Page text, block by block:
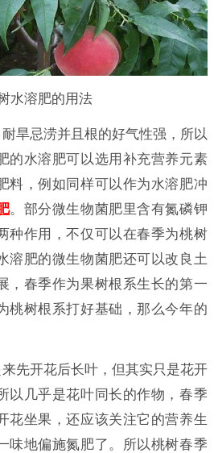
水溶肥的用法
忌涝并且根的好气性强，所以
的水溶肥可以选用补充营养元素
料，例如同样可以作为水溶肥冲
。部分微生物菌肥里含有氮磷钾
种作用，不仅可以在春季为桃树
溶肥的微生物菌肥还可以改良土
，春季作为果树根系生长的第一
桃树根系打好基础，那么今年的
先开花后长叶，但其实只是花开
以几乎是花叶同长的作物，春季
花坐果，还应该关注它的营养生
味地偏施氮肥了。所以桃树春季